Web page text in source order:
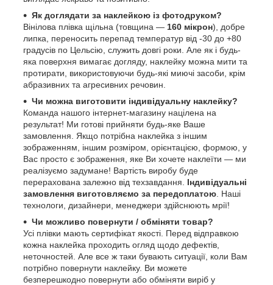
Як доглядати за наклейкою із фотодруком?
Вінілова плівка щільна (товщина — 160 мікрон), добре
липка, переносить перепад температур від -30 до +80
градусів по Цельсію, служить довгі роки. Але як і будь-
яка поверхня вимагає догляду, наклейку можна мити та
протирати, використовуючи будь-які миючі засоби, крім
абразивних та агресивних речовин.
Чи можна виготовити індивідуальну наклейку?
Команда нашого інтернет-магазину націлена на
результат! Ми готові прийняти будь-яке Ваше
замовлення. Якщо потрібна наклейка з іншим
зображенням, іншим розміром, орієнтацією, формою, у
Вас просто є зображення, яке Ви хочете наклеїти — ми
реалізуємо задумане! Вартість виробу буде
перерахована залежно від техзавдання. Індивідуальні
замовлення виготовляємо за передоплатою . Наші
технологи, дизайнери, менеджери здійснюють мрії!
Чи можливо повернути / обміняти товар?
Усі плівки мають сертифікат якості. Перед відправкою
кожна наклейка проходить огляд щодо дефектів,
неточностей. Але все ж таки бувають ситуації, коли Вам
потрібно повернути наклейку. Ви можете
безперешкодно повернути або обміняти виріб у